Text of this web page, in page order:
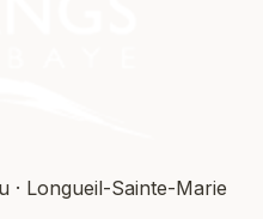
· Longueil-Sainte-Marie